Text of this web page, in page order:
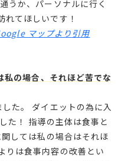
うか、パーソナルに行く
てほしいです！
マップより引用
場合、それほど苦でな
た。 ダイエットの為に入
た！ 指導の主体は食事と
しては私の場合はそれほ
りは食事内容の改善とい